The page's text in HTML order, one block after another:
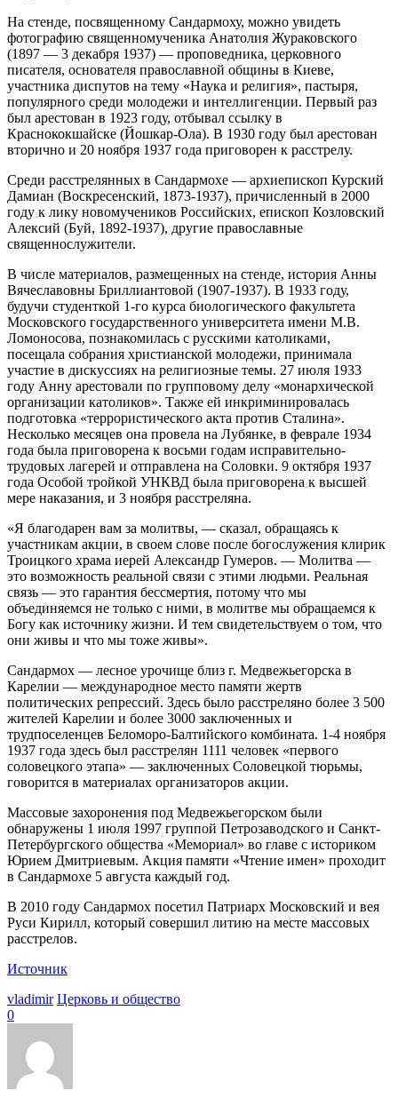
На стенде, посвященному Сандармоху, можно увидеть
фотографию священномученика Анатолия Жураковского
(1897 — 3 декабря 1937) — проповедника, церковного
писателя, основателя православной общины в Киеве,
участника диспутов на тему «Наука и религия», пастыря,
популярного среди молодежи и интеллигенции. Первый раз
был арестован в 1923 году, отбывал ссылку в
Краснококшайске (Йошкар-Ола). В 1930 году был арестован
вторично и 20 ноября 1937 года приговорен к расстрелу.
Среди расстрелянных в Сандармохе — архиепископ Курский
Дамиан (Воскресенский, 1873-1937), причисленный в 2000
году к лику новомучеников Российских, епископ Козловский
Алексий (Буй, 1892-1937), другие православные
священнослужители.
В числе материалов, размещенных на стенде, история Анны
Вячеславовны Бриллиантовой (1907-1937). В 1933 году,
будучи студенткой 1-го курса биологического факультета
Московского государственного университета имени М.В.
Ломоносова, познакомилась с русскими католиками,
посещала собрания христианской молодежи, принимала
участие в дискуссиях на религиозные темы. 27 июля 1933
году Анну арестовали по групповому делу «монархической
организации католиков». Также ей инкриминировалась
подготовка «террористического акта против Сталина».
Несколько месяцев она провела на Лубянке, в феврале 1934
года была приговорена к восьми годам исправительно-
трудовых лагерей и отправлена на Соловки. 9 октября 1937
года Особой тройкой УНКВД была приговорена к высшей
мере наказания, и 3 ноября расстреляна.
«Я благодарен вам за молитвы, — сказал, обращаясь к
участникам акции, в своем слове после богослужения клирик
Троицкого храма иерей Александр Гумеров. — Молитва —
это возможность реальной связи с этими людьми. Реальная
связь — это гарантия бессмертия, потому что мы
объединяемся не только с ними, в молитве мы обращаемся к
Богу как источнику жизни. И тем свидетельствуем о том, что
они живы и что мы тоже живы».
Сандармох — лесное урочище близ г. Медвежьегорска в
Карелии — международное место памяти жертв
политических репрессий. Здесь было расстреляно более 3 500
жителей Карелии и более 3000 заключенных и
трудпоселенцев Беломоро-Балтийского комбината. 1-4 ноября
1937 года здесь был расстрелян 1111 человек «первого
соловецкого этапа» — заключенных Соловецкой тюрьмы,
говорится в материалах организаторов акции.
Массовые захоронения под Медвежьегорском были
обнаружены 1 июля 1997 группой Петрозаводского и Санкт-
Петербургского общества «Мемориал» во главе с историком
Юрием Дмитриевым. Акция памяти «Чтение имен» проходит
в Сандармохе 5 августа каждый год.
В 2010 году Сандармох посетил Патриарх Московский и вея
Руси Кирилл, который совершил литию на месте массовых
расстрелов.
Источник
vladimir Церковь и общество
0